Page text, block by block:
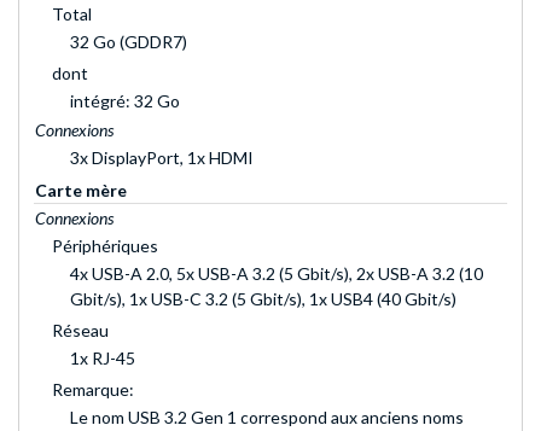
Total
32 Go (GDDR7)
dont
intégré: 32 Go
Connexions
3x DisplayPort, 1x HDMI
Carte mère
Connexions
Périphériques
4x USB-A 2.0, 5x USB-A 3.2 (5 Gbit/s), 2x USB-A 3.2 (10
Gbit/s), 1x USB-C 3.2 (5 Gbit/s), 1x USB4 (40 Gbit/s)
Réseau
1x RJ-45
Remarque:
Le nom USB 3.2 Gen 1 correspond aux anciens noms